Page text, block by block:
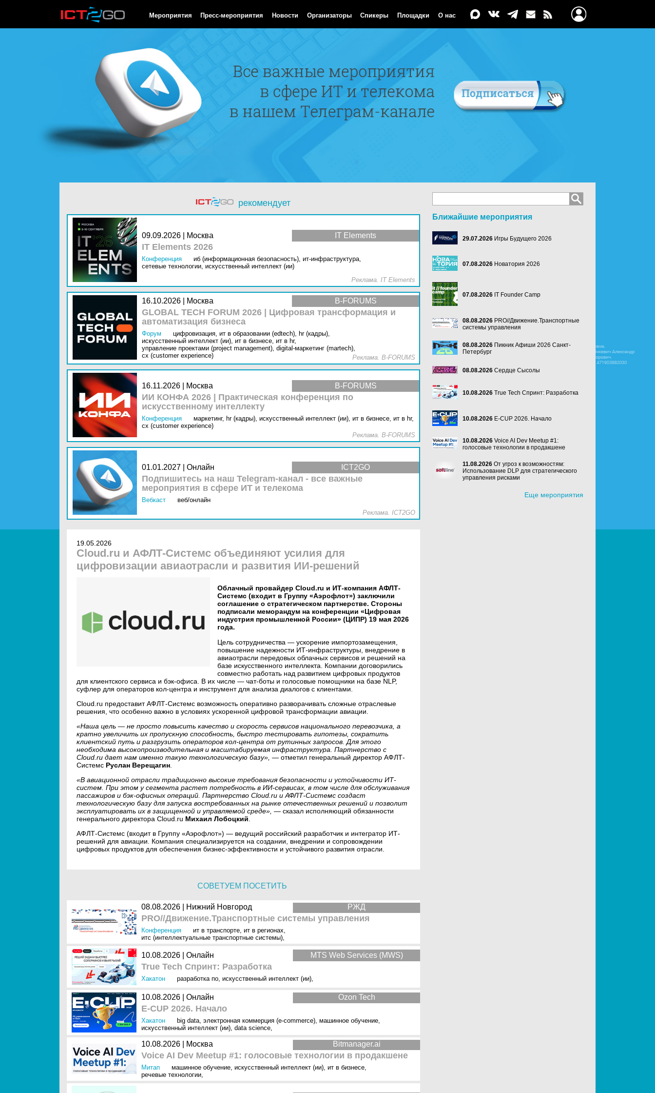
Мероприятия Пресс-мероприятия Новости Организаторы Спикеры Площадки О нас
рекомендует
IT Elements
09.09.2026 | Москва
IT Elements 2026
Конференция иб (информационная безопасность), ит-инфраструктура,
сетевые технологии, искусственный интеллект (ии)
Реклама. IT Elements
B-FORUMS
16.10.2026 | Москва
GLOBAL TECH FORUM 2026 | Цифровая трансформация и
автоматизация бизнеса
Форум цифровизация, ит в образовании (edtech), hr (кадры),
искусственный интеллект (ии), ит в бизнесе, ит в hr,
управление проектами (project management), digital-маркетинг (martech),
cx (customer experience)
Реклама. B-FORUMS
B-FORUMS
16.11.2026 | Москва
ИИ КОНФА 2026 | Практическая конференция по
искусственному интеллекту
Конференция маркетинг, hr (кадры), искусственный интеллект (ии), ит в бизнесе, ит в hr,
cx (customer experience)
Реклама. B-FORUMS
ICT2GO
01.01.2027 | Онлайн
Подпишитесь на наш Telegram-канал - все важные
мероприятия в сфере ИТ и телекома
Вебкаст
веб/онлайн
Реклама. ICT2GO
19.05.2026
Cloud.ru и АФЛТ-Системс объединяют усилия для
цифровизации авиаотрасли и развития ИИ-решений
Облачный провайдер Cloud.ru и ИТ-компания АФЛТ-
Системс (входит в Группу «Аэрофлот») заключили
соглашение о стратегическом партнерстве. Стороны
подписали меморандум на конференции «Цифровая
индустрия промышленной России» (ЦИПР) 19 мая 2026
года.
Цель сотрудничества — ускорение импортозамещения,
повышение надежности ИТ-инфраструктуры, внедрение в
авиаотрасли передовых облачных сервисов и решений на
базе искусственного интеллекта. Компании договорились
совместно работать над развитием цифровых продуктов
для клиентского сервиса и бэк-офиса. В их числе — чат-боты и голосовые помощники на базе NLP,
суфлер для операторов кол-центра и инструмент для анализа диалогов с клиентами.
Cloud.ru предоставит АФЛТ-Системс возможность оперативно разворачивать сложные отраслевые
решения, что особенно важно в условиях ускоренной цифровой трансформации авиации.
«Наша цель — не просто повысить качество и скорость сервисов национального перевозчика, а
кратно увеличить их пропускную способность, быстро тестировать гипотезы, сократить
клиентский путь и разгрузить операторов кол-центра от рутинных запросов. Для этого
необходима высокопроизводительная и масштабируемая инфраструктура. Партнерство с
Cloud.ru дает нам именно такую технологическую базу», — отметил генеральный директор АФЛТ-
Системс Руслан Верещагин
«В авиационной отрасли традиционно высокие требования безопасности и устойчивости ИТ-
систем. При этом у сегмента растет потребность в ИИ-сервисах, в том числе для обслуживания
пассажиров и бэк-офисных операций. Партнерство Cloud.ru и АФЛТ-Системс создаст
технологическую базу для запуска востребованных на рынке отечественных решений и позволит
эксплуатировать их в защищенной и управляемой среде», — сказал исполняющий обязанности
генерального директора Cloud.ru Михаил Лобоцкий
АФЛТ-Системс (входит в Группу «Аэрофлот») — ведущий российский разработчик и интегратор ИТ-
решений для авиации. Компания специализируется на создании, внедрении и сопровождении
цифровых продуктов для обеспечения бизнес-эффективности и устойчивого развития отрасли.
СОВЕТУЕМ ПОСЕТИТЬ
РЖД
08.08.2026 | Нижний Новгород
PRO//Движение.Транспортные системы управления
Конференция ит в транспорте, ит в регионах,
итс (интеллектуальные транспортные системы),
MTS Web Services (MWS)
10.08.2026 | Онлайн
True Tech Спринт: Разработка
Хакатон разработка по, искусственный интеллект (ии),
Ozon Tech
10.08.2026 | Онлайн
E-CUP 2026. Начало
Хакатон big data, электронная коммерция (e-commerce), машинное обучение,
искусственный интеллект (ии), data science,
Bitmanager.ai
10.08.2026 | Москва
Voice AI Dev Meetup #1: голосовые технологии в продакшене
Митап машинное обучение, искусственный интеллект (ии), ит в бизнесе,
речевые технологии,
Ближайшие мероприятия
29.07.2026 Игры Будущего 2026
07.08.2026 Новатория 2026
07.08.2026 IT Founder Camp
08.08.2026 PRO//Движение.Транспортные
системы управления
08.08.2026 Пикник Афиши 2026 Санкт-
Петербург
08.08.2026 Сердце Сысолы
10.08.2026 True Tech Спринт: Разработка
10.08.2026 E-CUP 2026. Начало
10.08.2026 Voice AI Dev Meetup #1:
голосовые технологии в продакшене
11.08.2026 От угроз к возможностям:
Использование DLP для стратегического
управления рисками
Еще мероприятия